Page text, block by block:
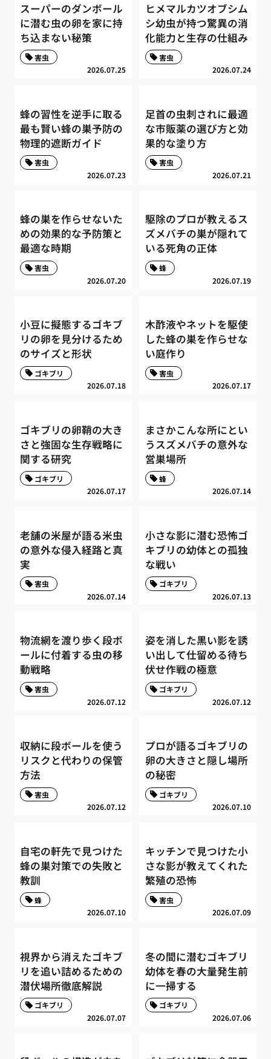
スーパーのダンボール
に潜む虫の卵を家に持
ち込まない秘策
2026.07.25
害虫
ヒメマルカツオブシム
シ幼虫が持つ驚異の消
化能力と生存の仕組み
2026.07.24
害虫
蜂の習性を逆手に取る
最も賢い蜂の巣予防の
物理的遮断ガイド
2026.07.23
害虫
足首の虫刺されに最適
な市販薬の選び方と効
果的な塗り方
2026.07.21
害虫
蜂の巣を作らせないた
めの効果的な予防策と
最適な時期
2026.07.20
害虫
駆除のプロが教えるス
ズメバチの巣が隠れて
いる死角の正体
2026.07.19
蜂
小豆に擬態するゴキブ
リの卵を見分けるため
のサイズと形状
2026.07.18
ゴキブリ
木酢液やネットを駆使
した蜂の巣を作らせな
い庭作り
2026.07.17
害虫
ゴキブリの卵鞘の大き
さと強固な生存戦略に
関する研究
2026.07.17
ゴキブリ
まさかこんな所にとい
うスズメバチの意外な
営巣場所
2026.07.14
蜂
老舗の米屋が語る米虫
の意外な侵入経路と真
実
2026.07.14
害虫
小さな影に潜む恐怖ゴ
キブリの幼体との孤独
な戦い
2026.07.13
ゴキブリ
物流網を渡り歩く段ボ
ールに付着する虫の移
動戦略
2026.07.12
害虫
姿を消した黒い影を誘
い出して仕留める待ち
伏せ作戦の極意
2026.07.12
ゴキブリ
収納に段ボールを使う
リスクと代わりの保管
方法
2026.07.12
害虫
プロが語るゴキブリの
卵の大きさと隠し場所
の秘密
2026.07.10
ゴキブリ
自宅の軒先で見つけた
蜂の巣対策での失敗と
教訓
2026.07.10
蜂
キッチンで見つけた小
さな影が教えてくれた
繁殖の恐怖
2026.07.09
害虫
視界から消えたゴキブ
リを追い詰めるための
潜伏場所徹底解説
2026.07.07
ゴキブリ
冬の間に潜むゴキブリ
幼体を春の大量発生前
に一掃する
2026.07.06
ゴキブリ